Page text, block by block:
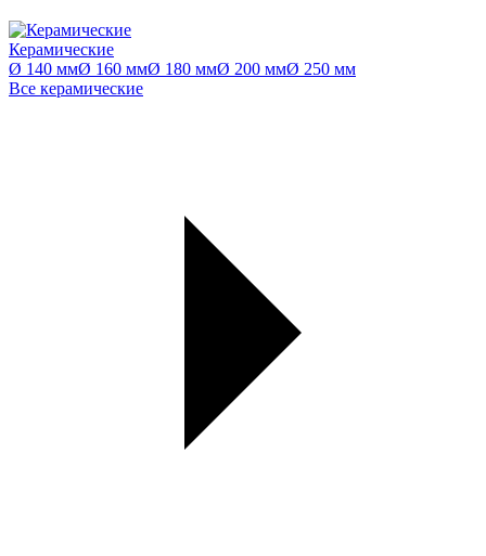
Керамические
Ø 140 ммØ 160 ммØ 180 ммØ 200 ммØ 250 мм
Все керамические